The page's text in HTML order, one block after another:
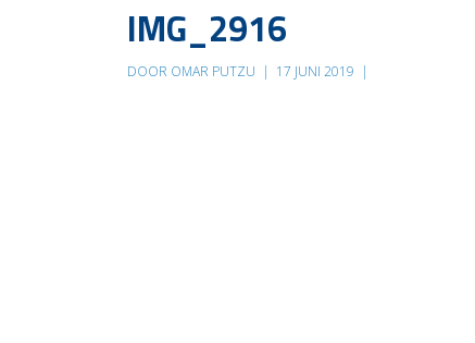
IMG_2916
DOOR OMAR PUTZU | 17 JUNI 2019 |